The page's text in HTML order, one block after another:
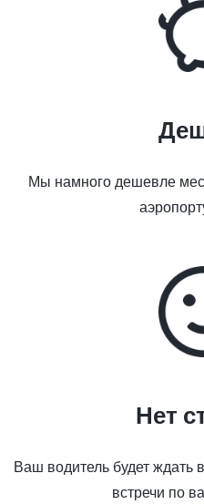
Мы намного дешевле
Нет
Ваш водитель будет ждать
встречи по